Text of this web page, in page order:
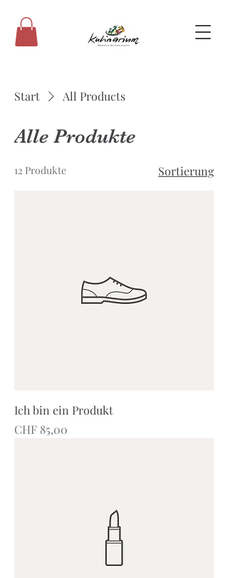
Start All Products
Alle Produkte
12 Produkte Sortierung
Ich bin ein Produkt
Preis
CHF 85,00